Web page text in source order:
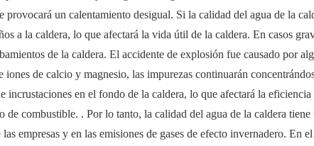
un calentamiento desigual. Si la calidad del agua de la
a la caldera, lo que afectará la vida útil de la caldera. En casos
de la caldera. El accidente de explosión fue causado por
de calcio y magnesio, las impurezas continuarán
en el fondo de la caldera, lo que afectará la eficiencia
combustible. . Por lo tanto, la calidad del agua de la caldera
empresas y en las emisiones de gases de efecto invernadero. En